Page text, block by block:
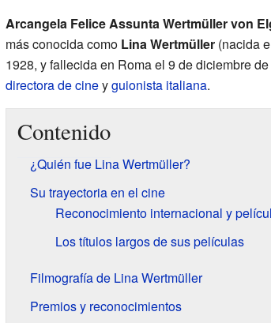
Arcangela Felice Assunta Wertmüller von
más conocida como Lina Wertmüller(nacida
1928, y fallecida en Roma el 9 de diciembre
directora de cineyguionista italiana.
Contenido
¿Quién fue Lina Wertmüller?
Su trayectoria en el cine
Reconocimiento internacional y
Los títulos largos de sus películas
Filmografía de Lina Wertmüller
Premios y reconocimientos